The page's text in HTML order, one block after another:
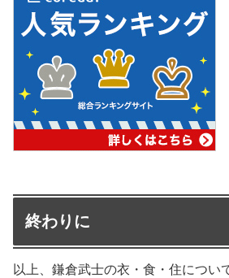
終わりに
以上、鎌倉武士の衣・食・住につい